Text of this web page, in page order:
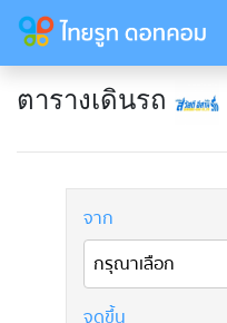
ตารางเดินรถ